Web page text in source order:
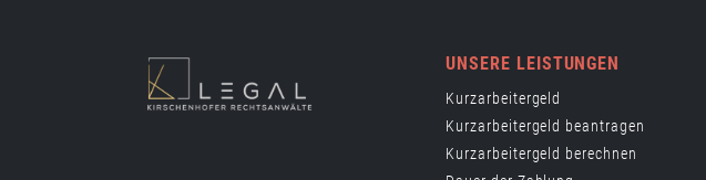
UNSERE LEISTUNGEN
Kurzarbeitergeld
Kurzarbeitergeld beantragen
Kurzarbeitergeld berechnen